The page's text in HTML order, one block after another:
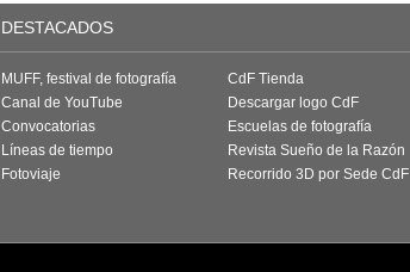
DESTACADOS
MUFF, festival de fotografía
Canal de YouTube
Convocatorias
Líneas de tiempo
Fotoviaje
CdF Tienda
Descargar logo CdF
Escuelas de fotografía
Revista Sueño de la Razón
Recorrido 3D por Sede CdF